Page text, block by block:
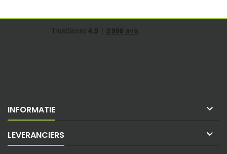
INFORMATIE 
LEVERANCIERS 